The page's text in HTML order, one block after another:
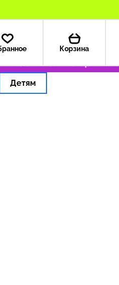
Корзина
199 ₽ Только
Детям